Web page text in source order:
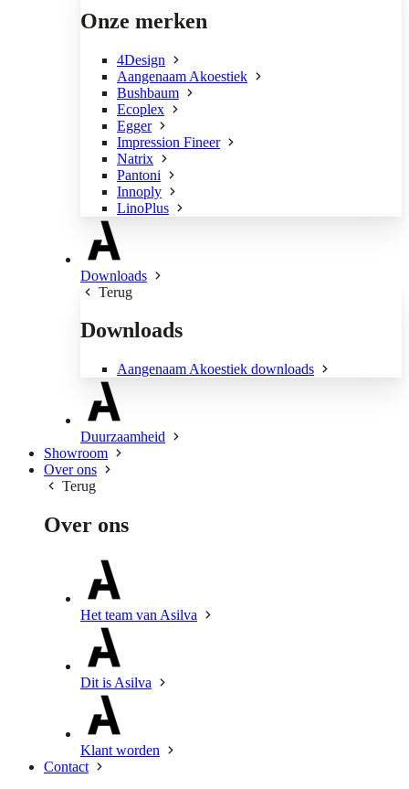
Onze merken
4Design
Aangenaam Akoestiek
Bushbaum
Ecoplex
Egger
Impression Fineer
Natrix
Pantoni
Innoply
LinoPlus
Downloads
Terug
Downloads
Aangenaam Akoestiek downloads
Duurzaamheid
Showroom
Over ons
Terug
Over ons
Het team van Asilva
Dit is Asilva
Klant worden
Contact